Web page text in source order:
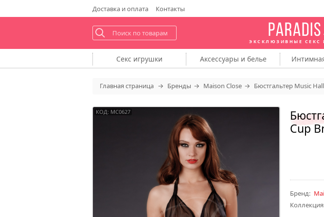
Доставкаи оплата Контакты
ЭКСКЛЮЗИВНЫЕ СЕКС
Секс игрушки Аксессуары и белье
Главная страница Бренды Maison Close Бюстгальтер Music
Cup
Бренд:
КОД: MC0627